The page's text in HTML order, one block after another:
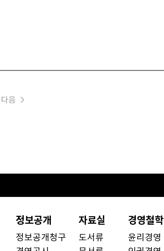
다음
정보공개
정보공개청구
자료실
도서류
경영철학
윤리경영